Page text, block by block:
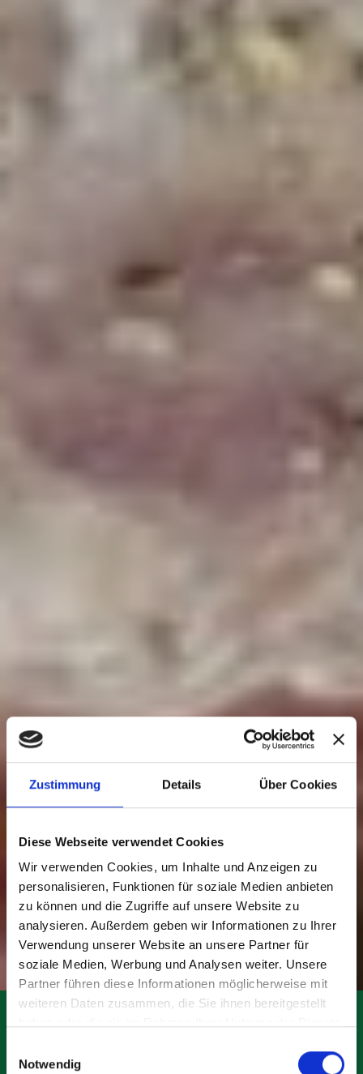
Zustimmung Details Über Cookies
Diese Webseite verwendet Cookies
Wir verwenden Cookies, um Inhalte und Anzeigen zu
personalisieren, Funktionen für soziale Medien anbieten
zu können und die Zugriffe auf unsere Website zu
analysieren. Außerdem geben wir Informationen zu Ihrer
Verwendung unserer Website an unsere Partner für
soziale Medien, Werbung und Analysen weiter. Unsere
Partner führen diese Informationen möglicherweise mit
weiteren Daten zusammen, die Sie ihnen bereitgestellt
Notwendig
KALLI &